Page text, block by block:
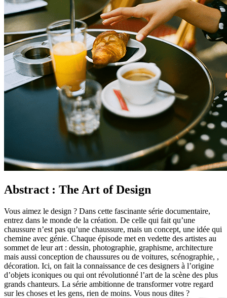
Abstract : The Art of Design
Vous aimez le design ? Dans cette fascinante série documentaire,
entrez dans le monde de la création. De celle qui fait qu’une
chaussure n’est pas qu’une chaussure, mais un concept, une idée qui
chemine avec génie. Chaque épisode met en vedette des artistes au
sommet de leur art : dessin, photographie, graphisme, architecture
mais aussi conception de chaussures ou de voitures, scénographie, ,
décoration. Ici, on fait la connaissance de ces designers à l’origine
d’objets iconiques ou qui ont révolutionné l’art de la scène des plus
grands chanteurs. La série ambitionne de transformer votre regard
sur les choses et les gens, rien de moins. Vous nous dites ?